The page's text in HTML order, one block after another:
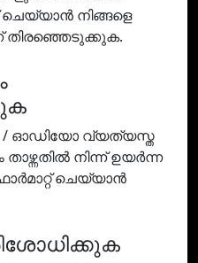
നിങ്ങളെ
തിരഞ്ഞെടുക്കുക.
/ ഓഡിയോ വ്യത്യസ്ത
നിന്ന് ഉയർന്ന
ചെയ്യാൻ